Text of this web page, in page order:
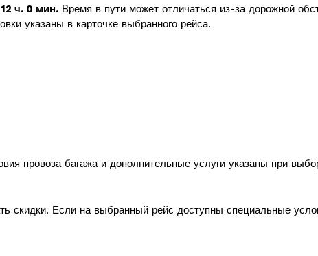
12 ч. 0 мин. Время в пути может отличаться из-за дорожной
указаны в карточке выбранного рейса.
провоза багажа и дополнительные услуги указаны при
скидки. Если на выбранный рейс доступны специальные